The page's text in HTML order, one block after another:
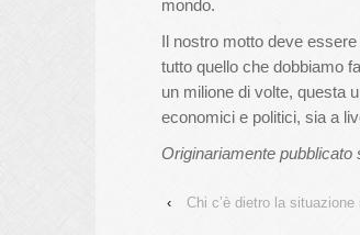
mondo.
Il nostro motto deve
tutto quello che dobbiamo
un milione di volte, questa
economici e politici, sia a
Originariamente pubblicato
‹ Chi c’è dietro la situazione